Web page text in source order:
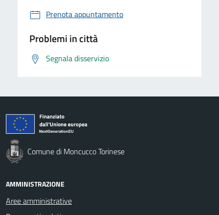
Prenota appuntamento
Problemi in città
Segnala disservizio
Comune di Moncucco Torinese
AMMINISTRAZIONE
Aree amministrative